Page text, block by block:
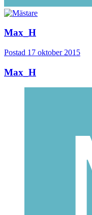
Max_H
Postad 17 oktober 2015
Max_H